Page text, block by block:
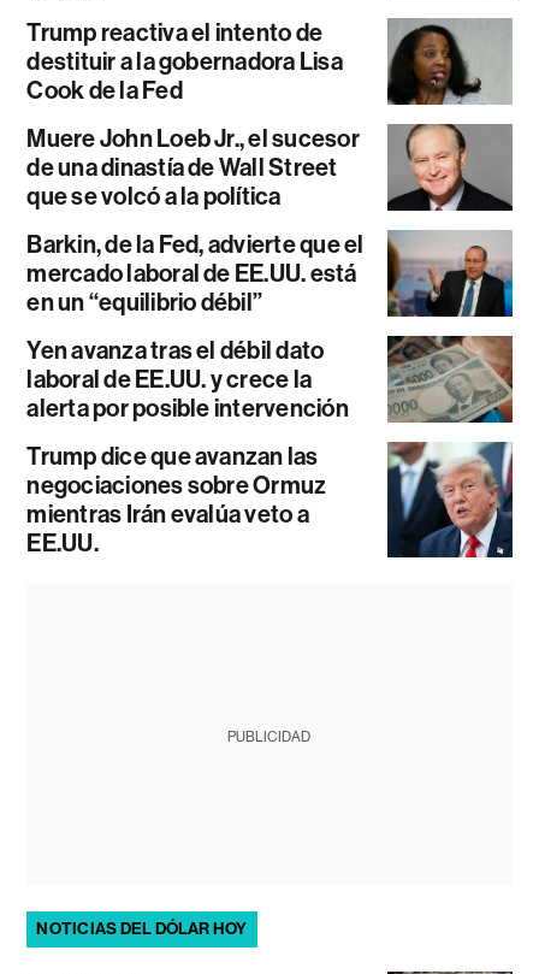
Trump reactiva el intento de
destituir a la gobernadora Lisa
Cook de la Fed
Muere John Loeb Jr., el sucesor
de una dinastía de Wall Street
que se volcó a la política
Barkin, de la Fed, advierte que el
mercado laboral de EE.UU. está
en un “equilibrio débil”
Yen avanza tras el débil dato
laboral de EE.UU. y crece la
alerta por posible intervención
Trump dice que avanzan las
negociaciones sobre Ormuz
mientras Irán evalúa veto a
EE.UU.
PUBLICIDAD
NOTICIAS DEL DÓLAR HOY